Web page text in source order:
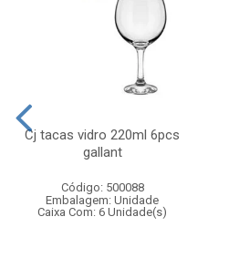
Cj tacas vidro 220ml 6pcs
gallant
Código: 500088
Embalagem: Unidade
Caixa Com: 6 Unidade(s)